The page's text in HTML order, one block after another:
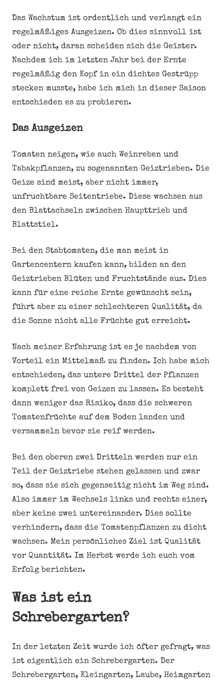
Das Wachstum ist ordentlich und verlangt ein
regelmäßiges Ausgeizen. Ob dies sinnvoll ist
oder nicht, daran scheiden sich die Geister.
Nachdem ich im letzten Jahr bei der Ernte
regelmäßig den Kopf in ein dichtes Gestrüpp
stecken musste, habe ich mich in dieser Saison
entschieden es zu probieren.
Das Ausgeizen
Tomaten neigen, wie auch Weinreben und
Tabakpflanzen, zu sogenannten Geiztrieben. Die
Geize sind meist, aber nicht immer,
unfruchtbare Seitentriebe. Diese wachsen aus
den Blattachseln zwischen Haupttrieb und
Blattstiel.
Bei den Stabtomaten, die man meist in
Gartencentern kaufen kann, bilden an den
Geiztrieben Blüten und Fruchtstände aus. Dies
kann für eine reiche Ernte gewünscht sein,
führt aber zu einer schlechteren Qualität, da
die Sonne nicht alle Früchte gut erreicht.
Nach meiner Erfahrung ist es je nachdem von
Vorteil ein Mittelmaß zu finden. Ich habe mich
entschieden, das untere Drittel der Pflanzen
komplett frei von Geizen zu lassen. Es besteht
dann weniger das Risiko, dass die schweren
Tomatenfrüchte auf dem Boden landen und
versammeln bevor sie reif werden.
Bei den oberen zwei Dritteln werden nur ein
Teil der Geiztriebe stehen gelassen und zwar
so, dass sie sich gegenseitig nicht im Weg sind.
Also immer im Wechsels links und rechts einer,
aber keine zwei untereinander. Dies sollte
verhindern, dass die Tomatenpflanzen zu dicht
wachsen. Mein persönliches Ziel ist Qualität
vor Quantität. Im Herbst werde ich euch vom
Erfolg berichten.
Was ist ein
Schrebergarten?
In der letzten Zeit wurde ich öfter gefragt, was
ist eigentlich ein Schrebergarten. Der
Schrebergarten, Kleingarten, Laube, Heimgarten